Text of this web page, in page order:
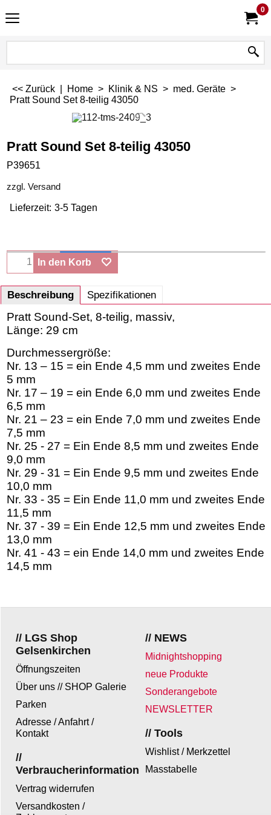
0
<< Zurück Home > Klinik & NS > med. Geräte >
Pratt Sound Set 8-teilig 43050
Pratt Sound Set 8-teilig 43050
P39651
zzgl. Versand
Lieferzeit: 3-5 Tagen
In den Korb
Beschreibung Spezifikationen
Pratt Sound-Set, 8-teilig, massiv,
Länge: 29 cm
Durchmessergröße:
Nr. 13 – 15 = ein Ende 4,5 mm und zweites Ende
5 mm
Nr. 17 – 19 = ein Ende 6,0 mm und zweites Ende
6,5 mm
Nr. 21 – 23 = ein Ende 7,0 mm und zweites Ende
7,5 mm
Nr. 25 - 27 = Ein Ende 8,5 mm und zweites Ende
9,0 mm
Nr. 29 - 31 = Ein Ende 9,5 mm und zweites Ende
10,0 mm
Nr. 33 - 35 = Ein Ende 11,0 mm und zweites Ende
11,5 mm
Nr. 37 - 39 = Ein Ende 12,5 mm und zweites Ende
13,0 mm
Nr. 41 - 43 = ein Ende 14,0 mm und zweites Ende
14,5 mm
// NEWS
Midnightshopping
neue Produkte
Sonderangebote
NEWSLETTER
// LGS Shop
Gelsenkirchen
Öffnungszeiten
Über uns // SHOP Galerie
Parken
Adresse / Anfahrt /
Kontakt
// Tools
Wishlist / Merkzettel
Masstabelle
//
Verbraucherinformation
Vertrag widerrufen
Versandkosten /